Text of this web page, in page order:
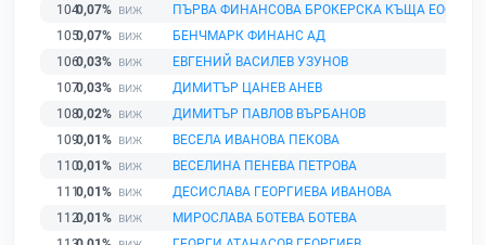
1040,07%
ПЪРВА ФИНАНСОВА БРОКЕРСКА КЪЩА ЕООД
1050,07%
БЕНЧМАРК ФИНАНС АД
1060,03%
ЕВГЕНИЙ ВАСИЛЕВ УЗУНОВ
1070,03%
ДИМИТЪР ЦАНЕВ АНЕВ
1080,02%
ДИМИТЪР ПАВЛОВ ВЪРБАНОВ
1090,01%
ВЕСЕЛА ИВАНОВА ПЕКОВА
1100,01%
ВЕСЕЛИНА ПЕНЕВА ПЕТРОВА
1110,01%
ДЕСИСЛАВА ГЕОРГИЕВА ИВАНОВА
1120,01%
МИРОСЛАВА БОТЕВА БОТЕВА